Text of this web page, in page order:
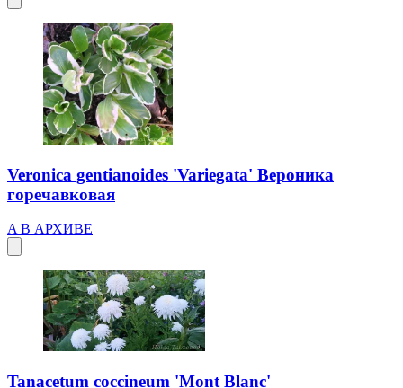
Veronica gentianoides 'Variegata' Вероника
горечавковая
A В АРХИВЕ
Tanacetum coccineum 'Mont Blanc'